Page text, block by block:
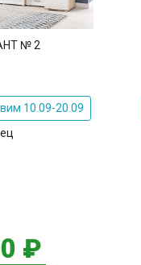
№ 2
10.09-20.09
₽